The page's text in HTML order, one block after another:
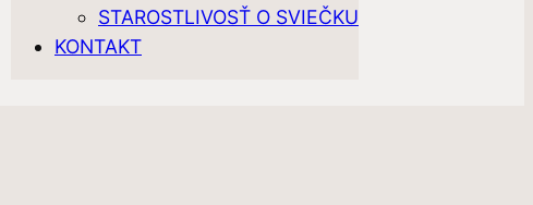
STAROSTLIVOSŤ O SVIEČKU
KONTAKT